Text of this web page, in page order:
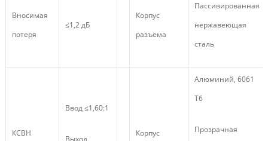
Вносимая
потеря
≤1,2 дБ
Корпус
разъема
Пассивированная
нержавеющая
сталь
КСВН
Ввод ≤1,60:1
Выход
Корпус
Алюминий, 6061
Т6
Прозрачная